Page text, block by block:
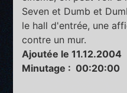
Seven et Dumb et
le hall d'entrée, une
contre un mur.
Ajoutée le 11.12.2004
Minutage : 00:20:00